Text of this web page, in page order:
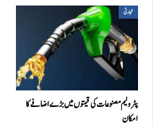
تجارتی
پٹرولیم مصنوعات کی قیمتوں میں بڑے اضافے کا
امکان